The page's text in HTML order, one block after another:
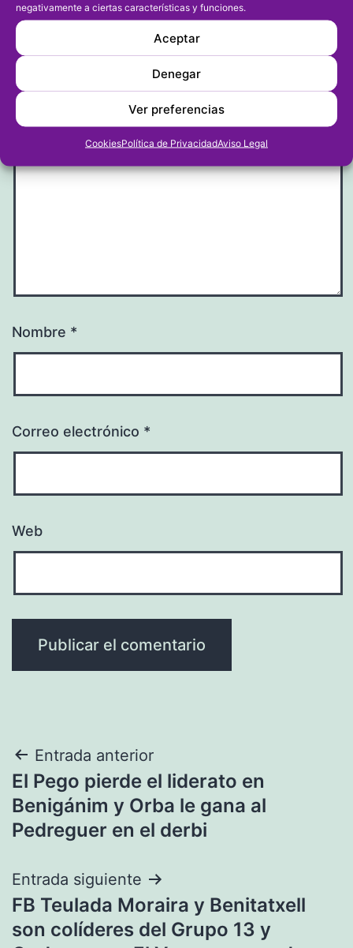
negativamente a ciertas características y funciones.
Aceptar
Denegar
Ver preferencias
CookiesPolítica de PrivacidadAviso Legal
Dejar un comentario
Tu dirección de correo electrónico no será publicada.
Los campos obligatorios están marcados con
Comentario*
Nombre *
Correo electrónico *
Web
Navegación
de
entradas
Entrada anterior
El Pego pierde el liderato en
Benigánim y Orba le gana al
Pedreguer en el derbi
Entrada siguiente
FB Teulada Moraira y Benitatxell
son colíderes del Grupo 13 y